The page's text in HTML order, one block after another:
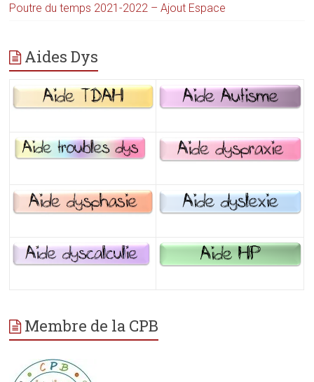
Poutre du temps 2021-2022 – Ajout Espace
Aides Dys
Membre de la CPB